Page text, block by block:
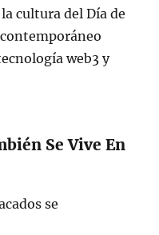
cultura del Día de
web3 y
Se Vive En
se